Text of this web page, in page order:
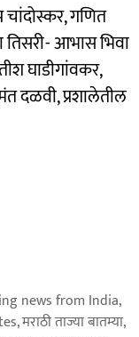
चांदोस्कर, गणित
तिसरी- आभास भिवा
घाडीगांवकर,
दळवी, प्रशालेतील
news from India,
ताज्या बातम्या,